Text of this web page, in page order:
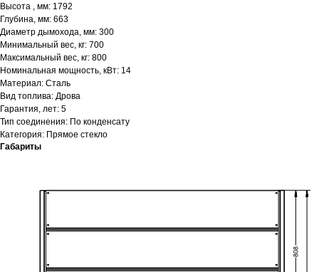
Высота , мм: 1792
Глубина, мм: 663
Диаметр дымохода, мм: 300
Минимальный вес, кг: 700
Максимальный вес, кг: 800
Номинальная мощность, кВт: 14
Материал: Сталь
Вид топлива: Дрова
Гарантия, лет: 5
Тип соединения: По конденсату
Категория: Прямое стекло
Габариты